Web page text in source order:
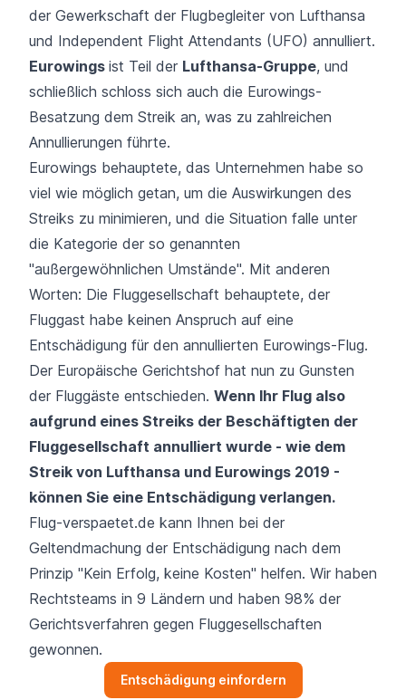
der Gewerkschaft der Flugbegleiter von Lufthansa
und Independent Flight Attendants (UFO) annulliert.
Eurowings ist Teil der Lufthansa-Gruppe, und
schließlich schloss sich auch die Eurowings-
Besatzung dem Streik an, was zu zahlreichen
Annullierungen führte.
Eurowings behauptete, das Unternehmen habe so
viel wie möglich getan, um die Auswirkungen des
Streiks zu minimieren, und die Situation falle unter
die Kategorie der so genannten
"außergewöhnlichen Umstände". Mit anderen
Worten: Die Fluggesellschaft behauptete, der
Fluggast habe keinen Anspruch auf eine
Entschädigung für den annullierten Eurowings-Flug.
Der Europäische Gerichtshof hat nun zu Gunsten
der Fluggäste entschieden. Wenn Ihr Flug also
aufgrund eines Streiks der Beschäftigten der
Fluggesellschaft annulliert wurde - wie dem
Streik von Lufthansa und Eurowings 2019 -
können Sie eine Entschädigung verlangen.
Flug-verspaetet.de kann Ihnen bei der
Geltendmachung der Entschädigung nach dem
Prinzip "Kein Erfolg, keine Kosten" helfen. Wir haben
Rechtsteams in 9 Ländern und haben 98% der
Gerichtsverfahren gegen Fluggesellschaften
gewonnen.
Entschädigung einfordern